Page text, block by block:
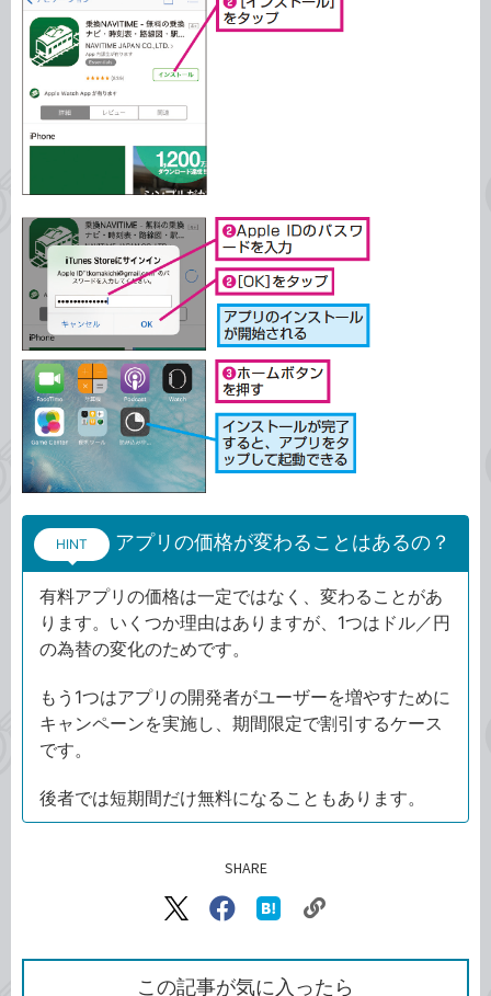
HINT アプリの価格が変わることはあるの？
有料アプリの価格は一定ではなく、変わることがあ
ります。いくつか理由はありますが、1つはドル／円
の為替の変化のためです。
もう1つはアプリの開発者がユーザーを増やすために
キャンペーンを実施し、期間限定で割引するケース
です。
後者では短期間だけ無料になることもあります。
SHARE
X（旧
で
シ
Facebook
シ
ェ
な
ク
を
この記事が気に入ったら